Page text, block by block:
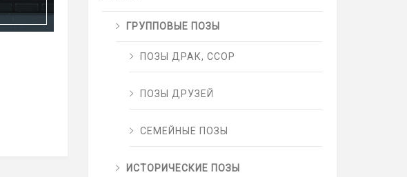
ГРУППОВЫЕ ПОЗЫ
ПОЗЫ ДРАК, ССОР
ПОЗЫ ДРУЗЕЙ
СЕМЕЙНЫЕ ПОЗЫ
ИСТОРИЧЕСКИЕ ПОЗЫ